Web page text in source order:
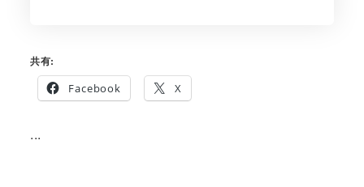
共有:
Facebook
X
...